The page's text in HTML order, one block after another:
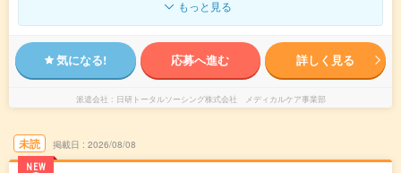
もっと見る
気になる! 応募へ進む 詳しく見る
派遣会社 日研トータルソーシング株式会社 メディカルケア事業部
未読
NEW
掲載日 2026/08/08